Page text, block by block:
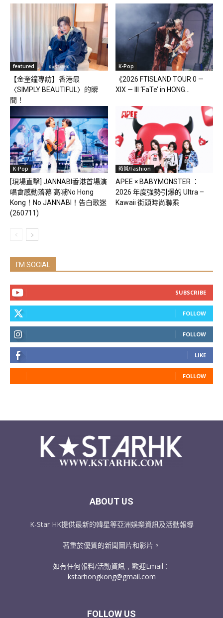
featured
【金奎鐘專訪】香港最
〈SIMPLY BEAUTIFUL〉的瞬
間！
K-Pop
《2026 FTISLAND TOUR 0 —
XIX — III ‘FaTe’ in HONG...
K-Pop
[現場直擊] JANNABI香港首場演
唱會感動落幕 高喊No Hong
Kong！No JANNABI！告白歌迷
(260711)
時尚/Fashion
APEE × BABYMONSTER ：
2026 年度強勢引爆的 Ultra –
Kawaii 街頭時尚聯乘
I'M SOCIAL
SUBSCRIBE
FOLLOW
FOLLOW
LIKE
FOLLOW
ABOUT US
K-Star HK提供最新的韓星等亞洲娛樂資訊及活動報導
著重於優質的新聞圖片和影片。
如有任何報料/活動資訊﹐歡迎Email：
kstarhongkong@gmail.com
FOLLOW US